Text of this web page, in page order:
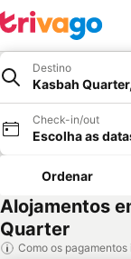
Destino
Kasbah
Check-in/out
Escolha as
Ordenar
Alojamentos
Quarter
Como os